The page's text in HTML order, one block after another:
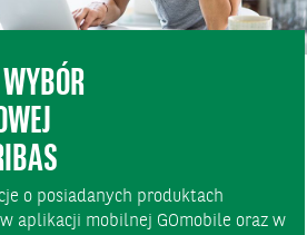
o posiadanych produktach
aplikacji mobilnej GOmobile oraz w